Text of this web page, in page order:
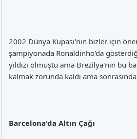
2002 Dünya Kupası'nın bizler için
şampiyonada Ronaldinho'da
yıldızı olmuştu ama Brezilya'nın bu
kalmak zorunda kaldı ama
Barcelona'da Altın Çağı